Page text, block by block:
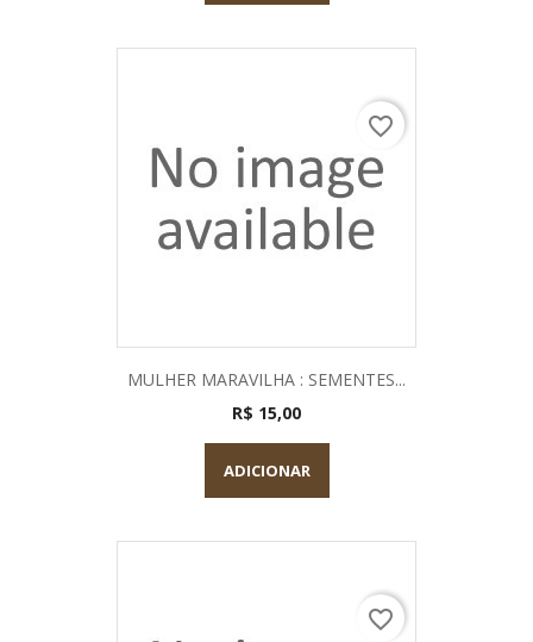
MULHER MARAVILHA : SEMENTES...
R$ 15,00
ADICIONAR
favorite_border
favorite_border